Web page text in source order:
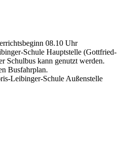
08.10 Uhr
Schule Hauptstelle (Gottfried-
Schulbus kann genutzt werden.
Busfahrplan.
Leibinger-Schule Außenstelle